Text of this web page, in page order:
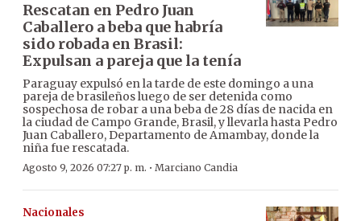
Rescatan en Pedro Juan
Caballero a beba que habría
sido robada en Brasil:
Expulsan a pareja que la tenía
Paraguay expulsó en la tarde de este domingo a una
pareja de brasileños luego de ser detenida como
sospechosa de robar a una beba de 28 días de nacida en
la ciudad de Campo Grande, Brasil, y llevarla hasta Pedro
Juan Caballero, Departamento de Amambay, donde la
niña fue rescatada.
Agosto 9, 2026 07:27 p. m. · Marciano Candia
Nacionales